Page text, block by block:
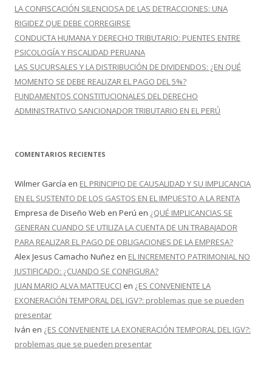
LA CONFISCACIÓN SILENCIOSA DE LAS DETRACCIONES: UNA
RIGIDEZ QUE DEBE CORREGIRSE
CONDUCTA HUMANA Y DERECHO TRIBUTARIO: PUENTES ENTRE
PSICOLOGÍA Y FISCALIDAD PERUANA
LAS SUCURSALES Y LA DISTRIBUCIÓN DE DIVIDENDOS: ¿EN QUÉ
MOMENTO SE DEBE REALIZAR EL PAGO DEL 5%?
FUNDAMENTOS CONSTITUCIONALES DEL DERECHO
ADMINISTRATIVO SANCIONADOR TRIBUTARIO EN EL PERÚ
COMENTARIOS RECIENTES
Wilmer García en EL PRINCIPIO DE CAUSALIDAD Y SU IMPLICANCIA
EN EL SUSTENTO DE LOS GASTOS EN EL IMPUESTO A LA RENTA
Empresa de Diseño Web en Perú en ¿QUÉ IMPLICANCIAS SE
GENERAN CUANDO SE UTILIZA LA CUENTA DE UN TRABAJADOR
PARA REALIZAR EL PAGO DE OBLIGACIONES DE LA EMPRESA?
Alex Jesus Camacho Nuñez en EL INCREMENTO PATRIMONIAL NO
JUSTIFICADO: ¿CUANDO SE CONFIGURA?
JUAN MARIO ALVA MATTEUCCI en ¿ES CONVENIENTE LA
EXONERACIÓN TEMPORAL DEL IGV?: problemas que se pueden
presentar
Iván en ¿ES CONVENIENTE LA EXONERACIÓN TEMPORAL DEL IGV?:
problemas que se pueden presentar